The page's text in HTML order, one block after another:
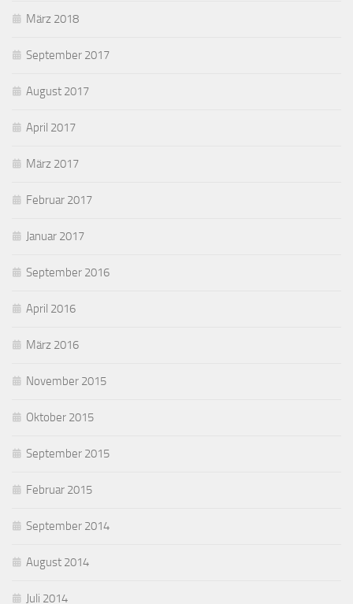
März 2018
September 2017
August 2017
April 2017
März 2017
Februar 2017
Januar 2017
September 2016
April 2016
März 2016
November 2015
Oktober 2015
September 2015
Februar 2015
September 2014
August 2014
Juli 2014